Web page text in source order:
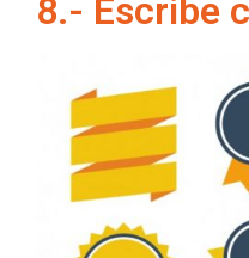
8.- Escribe